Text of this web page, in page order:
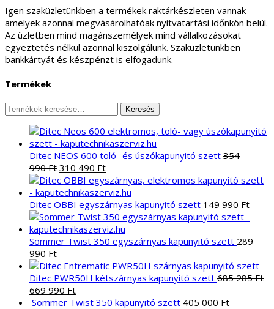
Igen szaküzletünkben a termékek raktárkészleten vannak
amelyek azonnal megvásárolhatóak nyitvatartási időnkön belül.
Az üzletben mind magánszemélyek mind vállalkozásokat
egyeztetés nélkül azonnal kiszolgálunk. Szaküzletünkben
bankkártyát és készpénzt is elfogadunk.
Termékek
Keresés
a
következőre:
Keresés
Ditec NEOS 600 toló- és úszókapunyitó szett 354
990Ft Original
price
was:
354
990 Ft.
310 490 FtCurrent
price
is:
310
490 Ft.
Ditec OBBI egyszárnyas kapunyitó szett 149 990 Ft
Sommer Twist 350 egyszárnyas kapunyitó szett 289
990 Ft
Ditec PWR50H kétszárnyas kapunyitó szett 685 285Ft
Original
price
669 990 FtCurrent
price
Sommer Twist 350 kapunyitó szett 405 000 Ft